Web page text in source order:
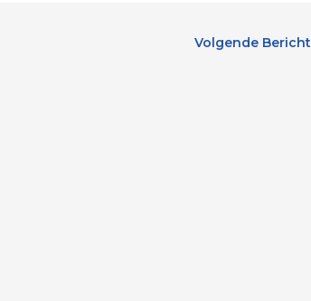
Volgende Bericht